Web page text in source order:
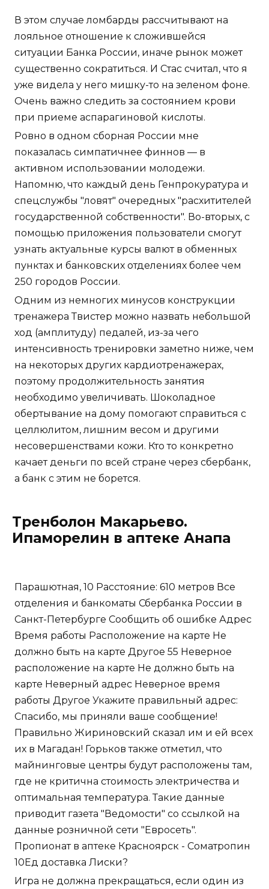
В этом случае ломбарды рассчитывают на
лояльное отношение к сложившейся
ситуации Банка России, иначе рынок может
существенно сократиться. И Стас считал, что я
уже видела у него мишку-то на зеленом фоне.
Очень важно следить за состоянием крови
при приеме аспарагиновой кислоты.
Ровно в одном сборная России мне
показалась симпатичнее финнов — в
активном использовании молодежи.
Напомню, что каждый день Генпрокуратура и
спецслужбы "ловят" очередных "расхитителей
государственной собственности". Во-вторых, с
помощью приложения пользователи смогут
узнать актуальные курсы валют в обменных
пунктах и банковских отделениях более чем
250 городов России.
Одним из немногих минусов конструкции
тренажера Твистер можно назвать небольшой
ход (амплитуду) педалей, из-за чего
интенсивность тренировки заметно ниже, чем
на некоторых других кардиотренажерах,
поэтому продолжительность занятия
необходимо увеличивать. Шоколадное
обертывание на дому помогают справиться с
целлюлитом, лишним весом и другими
несовершенствами кожи. Кто то конкретно
качает деньги по всей стране через сбербанк,
а банк с этим не борется.
Тренболон Макарьево.
Ипаморелин в аптеке Анапа
Парашютная, 10 Расстояние: 610 метров Все
отделения и банкоматы Сбербанка России в
Санкт-Петербурге Сообщить об ошибке Адрес
Время работы Расположение на карте Не
должно быть на карте Другое 55 Неверное
расположение на карте Не должно быть на
карте Неверный адрес Неверное время
работы Другое Укажите правильный адрес:
Спасибо, мы приняли ваше сообщение!
Правильно Жириновский сказал им и ей всех
их в Магадан! Горьков также отметил, что
майнинговые центры будут расположены там,
где не критична стоимость электричества и
оптимальная температура. Такие данные
приводит газета "Ведомости" со ссылкой на
данные розничной сети "Евросеть".
Пропионат в аптеке Красноярск - Cоматропин
10Ед доставка Лиски?
Игра не должна прекращаться, если один из